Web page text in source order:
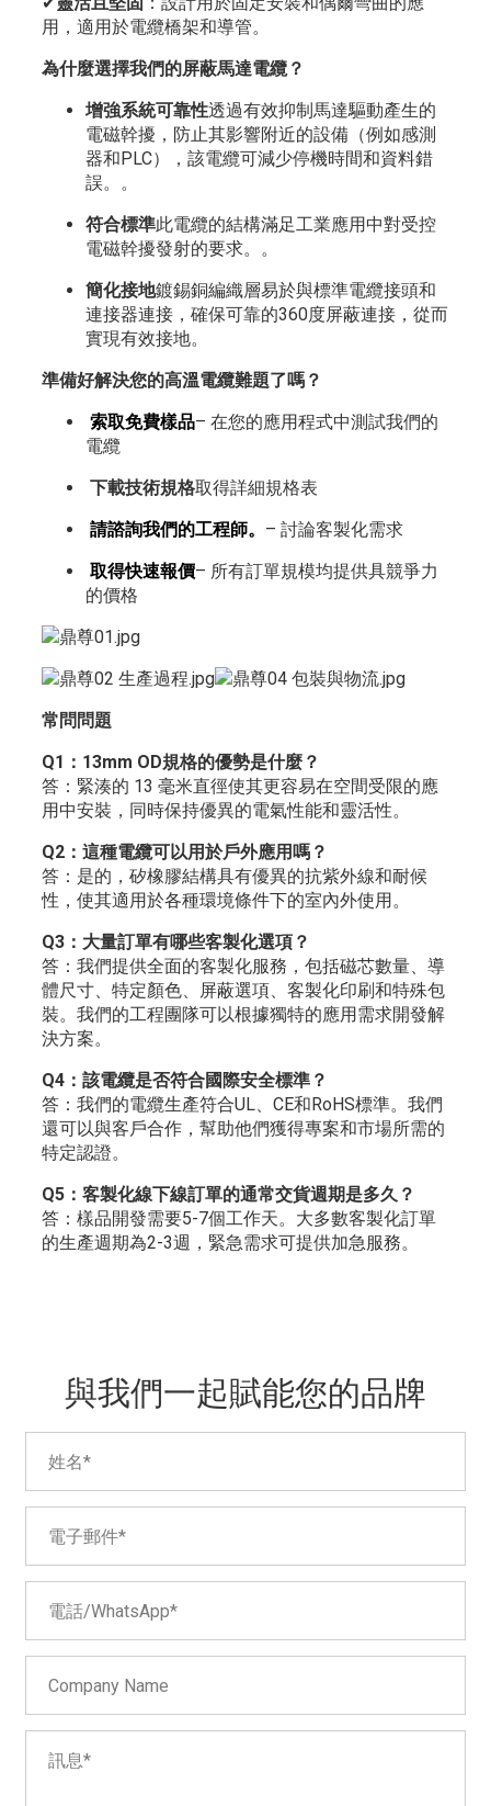
用，適用於電纜橋架和導管。
為什麼選擇我們的屏蔽馬達電纜？
增強系統可靠性透過有效抑制馬達驅動產生的
電磁幹擾，防止其影響附近的設備（例如感測
器和PLC），該電纜可減少停機時間和資料錯
誤。 。
符合標準此電纜的結構滿足工業應用中對受控
電磁幹擾發射的要求。 。
簡化接地鍍錫銅編織層易於與標準電纜接頭和
連接器連接，確保可靠的360度屏蔽連接，從而
實現有效接地。
準備好解決您的高溫電纜難題了嗎？
索取免費樣品– 在您的應用程式中測試我們的
電纜
下載技術規格取得詳細規格表
請諮詢我們的工程師。 – 討論客製化需求
取得快速報價– 所有訂單規模均提供具競爭力
的價格
常問問題
Q1：13mm OD規格的優勢是什麼？
答：緊湊的 13 毫米直徑使其更容易在空間受限的應
用中安裝，同時保持優異的電氣性能和靈活性。
Q2：這種電纜可以用於戶外應用嗎？
答：是的，矽橡膠結構具有優異的抗紫外線和耐候
性，使其適用於各種環境條件下的室內外使用。
Q3：大量訂單有哪些客製化選項？
答：我們提供全面的客製化服務，包括磁芯數量、導
體尺寸、特定顏色、屏蔽選項、客製化印刷和特殊包
裝。我們的工程團隊可以根據獨特的應用需求開發解
決方案。
Q4：該電纜是否符合國際安全標準？
答：我們的電纜生產符合UL、CE和RoHS標準。我們
還可以與客戶合作，幫助他們獲得專案和市場所需的
特定認證。
Q5：客製化線下線訂單的通常交貨週期是多久？
答：樣品開發需要5-7個工作天。大多數客製化訂單
的生產週期為2-3週，緊急需求可提供加急服務。
與我們一起賦能您的品牌